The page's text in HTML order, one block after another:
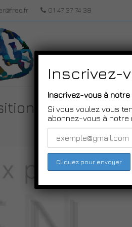
01 47 37 74 38
“EN
Inscrivez-
Inscrivez-vous à notre
Si vous voulez vous
abonnez-vous à notre